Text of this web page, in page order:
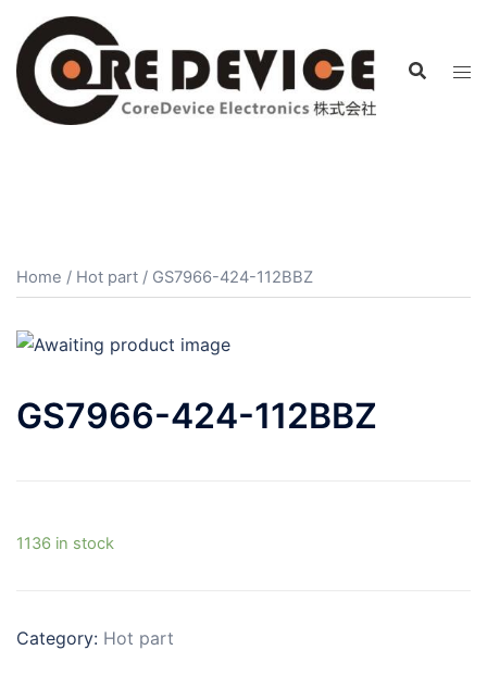
Home / Hot part / GS7966-424-112BBZ
GS7966-424-112BBZ
1136 in stock
Category: Hot part